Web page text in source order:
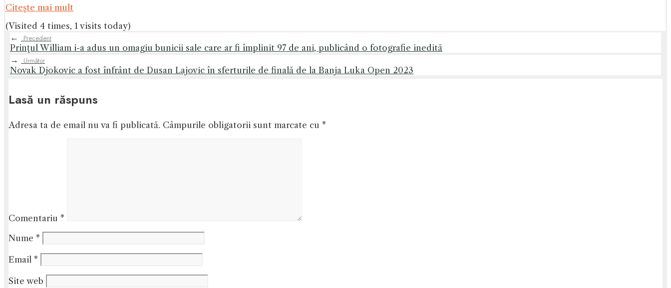
Citeşte mai mult
(Visited 4 times, 1 visits today)
←
Precedent
Prinţul William i-a adus un omagiu bunicii sale care ar fi împlinit 97 de ani, publicând o fotografie inedită
→
Următor
Novak Djokovic a fost înfrânt de Dusan Lajovic în sferturile de finală de la Banja Luka Open 2023
Lasă un răspuns
Adresa ta de email nu va fi publicată. Câmpurile obligatorii sunt marcate cu *
Comentariu *
Nume *
Email *
Site web